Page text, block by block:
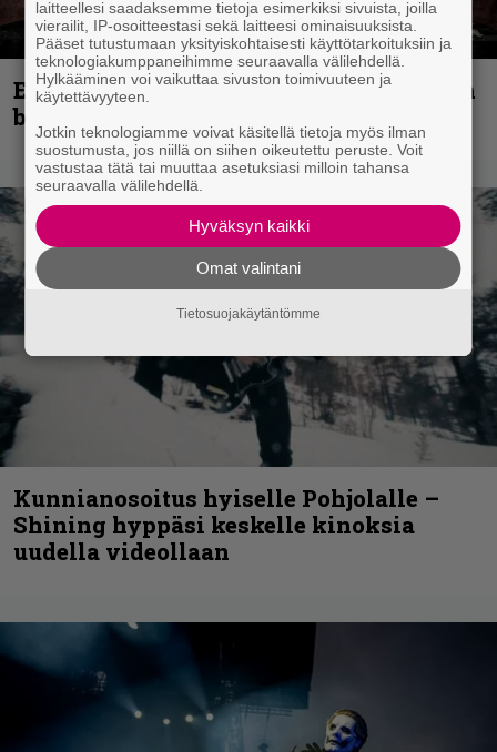
Espoon syyskuu käynnistyy kotimaisen
black metalin merkeissä
Kunnianosoitus hyiselle Pohjolalle –
Shining hyppäsi keskelle kinoksia
uudella videollaan
laitteellesi saadaksemme tietoja esimerkiksi sivuista, joilla
vierailit, IP-osoitteestasi sekä laitteesi ominaisuuksista.
Pääset tutustumaan yksityiskohtaisesti käyttötarkoituksiin ja
teknologiakumppaneihimme seuraavalla välilehdellä.
Hylkääminen voi vaikuttaa sivuston toimivuuteen ja
käytettävyyteen.
Jotkin teknologiamme voivat käsitellä tietoja myös ilman
suostumusta, jos niillä on siihen oikeutettu peruste. Voit
vastustaa tätä tai muuttaa asetuksiasi milloin tahansa
seuraavalla välilehdellä.
Hyväksyn kaikki
Omat valintani
Tietosuojakäytäntömme